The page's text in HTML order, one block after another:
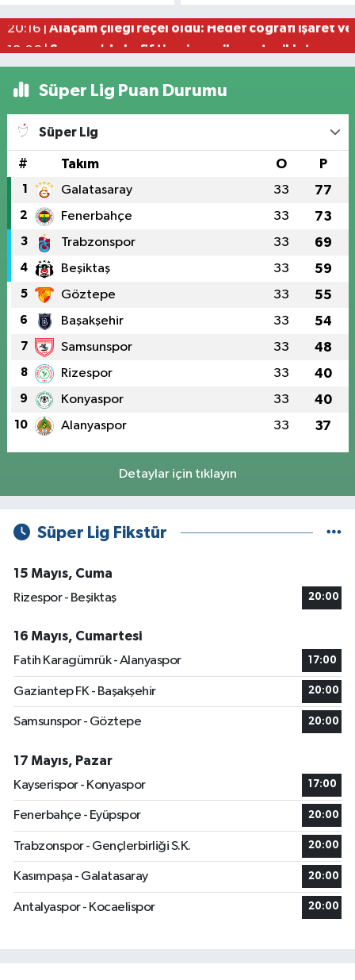
19:06 |Samsun'da hafif ticari araç ile motosiklet
Süper Lig Puan Durumu
Süper Lig
# Takım O P
1 Galatasaray 33 77
2 Fenerbahçe 33 73
3 Trabzonspor 33 69
4 Beşiktaş 33 59
5 Göztepe 33 55
6 Başakşehir 33 54
7 Samsunspor 33 48
8 Rizespor 33 40
9 Konyaspor 33 40
10 Alanyaspor 33 37
Detaylar için tıklayın
Süper Lig Fikstür
15 Mayıs, Cuma
Rizespor - Beşiktaş
20:00
16 Mayıs, Cumartesi
Fatih Karagümrük - Alanyaspor
17:00
Gaziantep FK - Başakşehir 20:00
Samsunspor - Göztepe 20:00
17 Mayıs, Pazar
Kayserispor - Konyaspor
17:00
Fenerbahçe - Eyüpspor 20:00
Trabzonspor - Gençlerbirliği S.K. 20:00
Kasımpaşa - Galatasaray 20:00
Antalyaspor - Kocaelispor 20:00